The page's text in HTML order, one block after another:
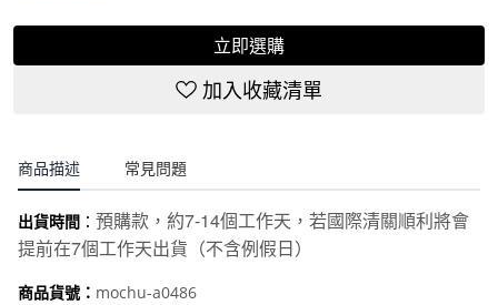
立即選購
加入收藏清單
商品描述 常見問題
出貨時間 ： 預購款，約7-14個工作天，若國際清關順利將會
提前在7個工作天出貨（不含例假日）
商品貨號： mochu-a0486